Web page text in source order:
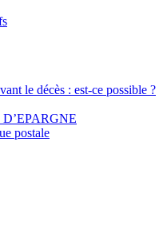
le décès : est-ce possible ?
D’EPARGNE
postale